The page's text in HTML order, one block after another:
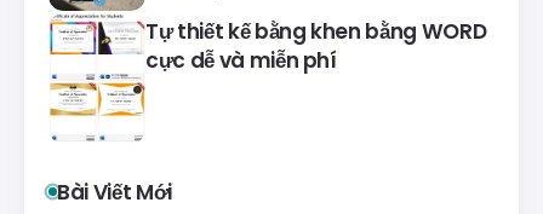
Tự thiết kế bằng khen bằng WORD
cực dễ và miễn phí
Bài Viết Mới